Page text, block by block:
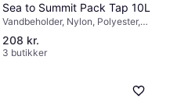
Sea to Summit Pack Tap 10L
Vandbeholder, Nylon, Polyester,
Med tap, Sammenklappelig
208 kr.
3 butikker